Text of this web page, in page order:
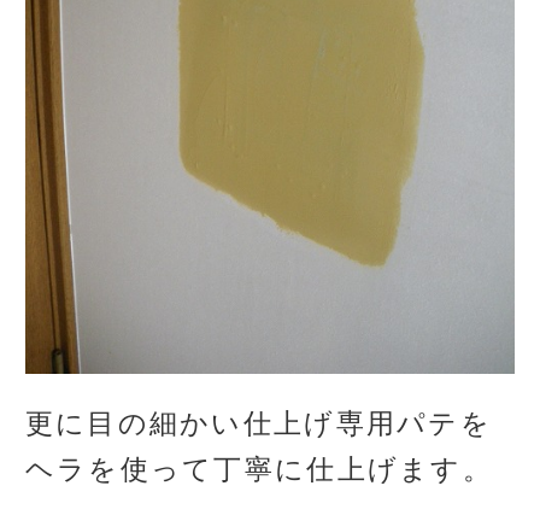
更に目の細かい仕上げ専用パテを
ヘラを使って丁寧に仕上げます。